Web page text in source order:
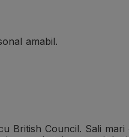
amabil.
British Council. Sali mari